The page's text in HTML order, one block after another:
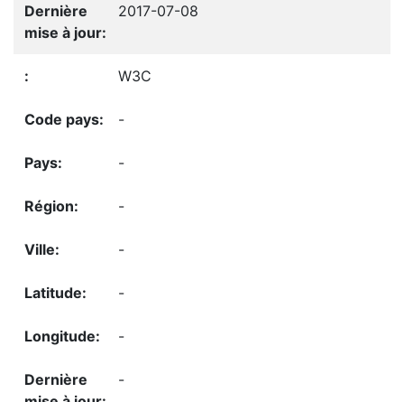
2017-07-08
W3C
-
-
-
-
-
-
-